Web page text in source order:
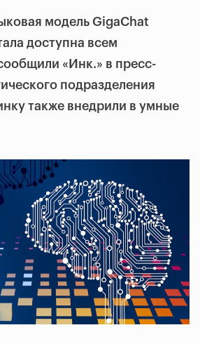
модель GigaChat
доступна всем
«Инк.» в пресс-
подразделения
также внедрили в умные